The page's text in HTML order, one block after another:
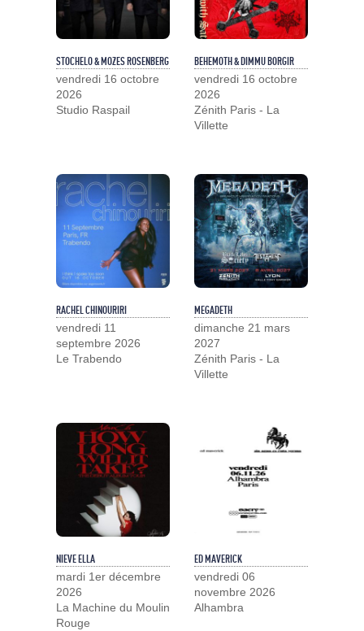
STOCHELO & MOZES ROSENBERG
vendredi 16 octobre
2026
Studio Raspail
BEHEMOTH & DIMMU BORGIR
vendredi 16 octobre
2026
Zénith Paris - La
Villette
RACHEL CHINOURIRI
vendredi 11
septembre 2026
Le Trabendo
MEGADETH
dimanche 21 mars
2027
Zénith Paris - La
Villette
NIEVE ELLA
mardi 1er décembre
2026
La Machine du Moulin
Rouge
ED MAVERICK
vendredi 06
novembre 2026
Alhambra